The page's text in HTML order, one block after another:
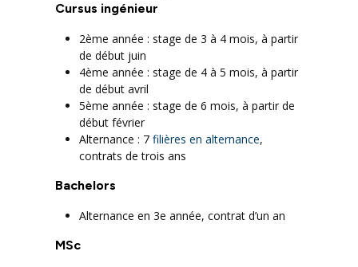
Cursus ingénieur
2ème année : stage de 3 à 4 mois, à partir
de début juin
4ème année : stage de 4 à 5 mois, à partir
de début avril
5ème année : stage de 6 mois, à partir de
début février
Alternance : 7 filières en alternance,
contrats de trois ans
Bachelors
Alternance en 3e année, contrat d’un an
MSc